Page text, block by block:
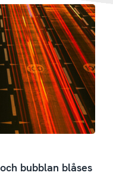
bubblan blåses